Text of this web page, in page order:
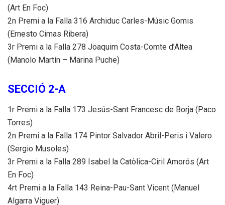
(Art En Foc)
2n Premi a la Falla 316 Archiduc Carles-Músic Gomis
(Ernesto Cimas Ribera)
3r Premi a la Falla 278 Joaquim Costa-Comte d’Altea
(Manolo Martín – Marina Puche)
SECCIÓ 2-A
1r Premi a la Falla 173 Jesús-Sant Francesc de Borja (Paco
Torres)
2n Premi a la Falla 174 Pintor Salvador Abril-Peris i Valero
(Sergio Musoles)
3r Premi a la Falla 289 Isabel la Catòlica-Ciril Amorós (Art
En Foc)
4rt Premi a la Falla 143 Reina-Pau-Sant Vicent (Manuel
Algarra Viguer)